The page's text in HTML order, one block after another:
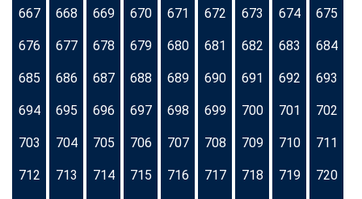
667 668 669 670 671 672 673 674 675
676 677 678 679 680 681 682 683 684
685 686 687 688 689 690 691 692 693
694 695 696 697 698 699 700 701 702
703 704 705 706 707 708 709 710 711
712 713 714 715 716 717 718 719 720